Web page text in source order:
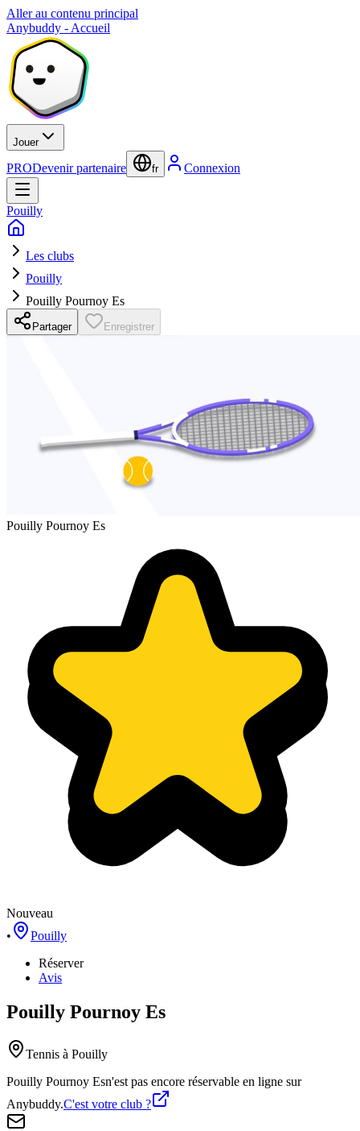
Aller au contenu principal
Anybuddy - Accueil
Jouer
PRODevenir partenaire fr Connexion
Pouilly
Les clubs
Pouilly
Pouilly Pournoy Es
Partager Enregistrer
Pouilly Pournoy Es
Nouveau
•
Pouilly
Réserver
Avis
Pouilly Pournoy Es
Tennis à Pouilly
Pouilly Pournoy Esn'est pas encore réservable en ligne sur
Anybuddy.C'est votre club ?